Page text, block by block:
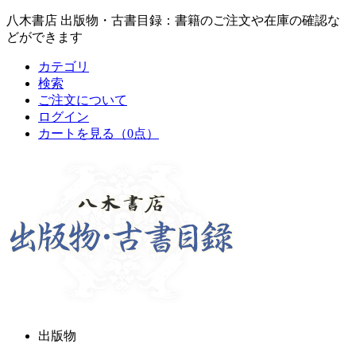
八木書店 出版物・古書目録：書籍のご注文や在庫の確認な
どができます
カテゴリ
検索
ご注文について
ログイン
カートを見る
（0点）
出版物